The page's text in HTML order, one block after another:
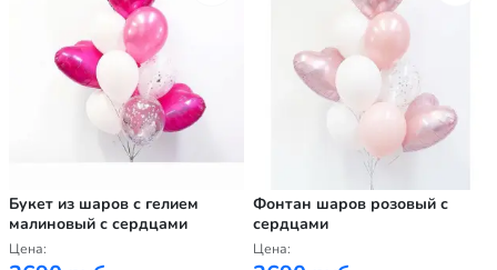
Букет из шаров с гелием
малиновый с сердцами
Цена:
Фонтан шаров розовый с
сердцами
Цена: